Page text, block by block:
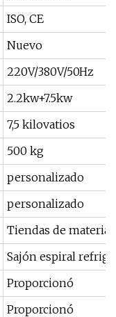
ISO, CE
Nuevo
220V/380V/50Hz
2.2kw+7.5kw
7,5 kilovatios
500 kg
personalizado
personalizado
Tiendas de
Sajón espiral
Proporcionó
Proporcionó